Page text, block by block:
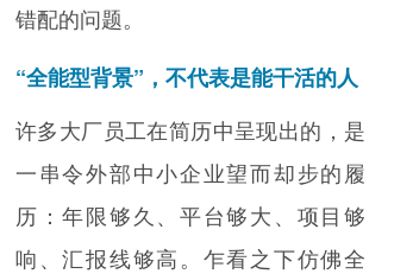
错配的问题。
“全能型背景”，不代表是能干活的人
许多大厂员工在简历中呈现出的，是
一串令外部中小企业望而却步的履
历：年限够久、平台够大、项目够
响、汇报线够高。乍看之下仿佛全